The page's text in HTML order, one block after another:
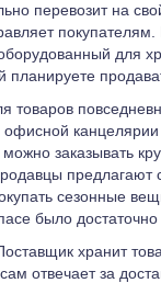
перевозит на
для
планируете
товаров
канцелярии
можно заказывать
предлагают
сезонные
было достаточно
Поставщик хранит
отвечает за